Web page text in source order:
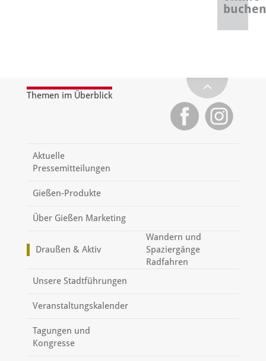
buchen
Themen im Überblick
Aktuelle
Pressemitteilungen
Gießen-Produkte
Über Gießen Marketing
Draußen & Aktiv
Wandern und
Spaziergänge
Radfahren
Unsere Stadtführungen
Veranstaltungskalender
Tagungen und
Kongresse